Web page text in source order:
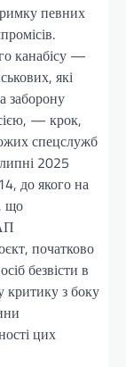
певних
канабісу —
які
заборону
— крок,
спецслужб
2025
до якого на
що
початково
безвісти в
критику з боку
цих